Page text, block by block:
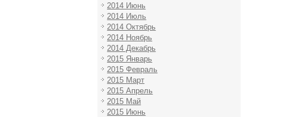
2014 Июнь
2014 Июль
2014 Октябрь
2014 Ноябрь
2014 Декабрь
2015 Январь
2015 Февраль
2015 Март
2015 Апрель
2015 Май
2015 Июнь